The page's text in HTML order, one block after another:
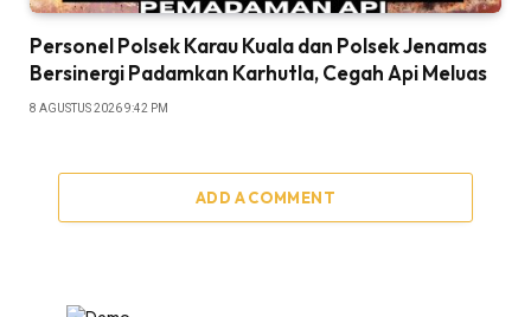
Personel Polsek Karau Kuala dan Polsek Jenamas
Bersinergi Padamkan Karhutla, Cegah Api Meluas
8 AGUSTUS 2026 9:42 PM
ADD A COMMENT